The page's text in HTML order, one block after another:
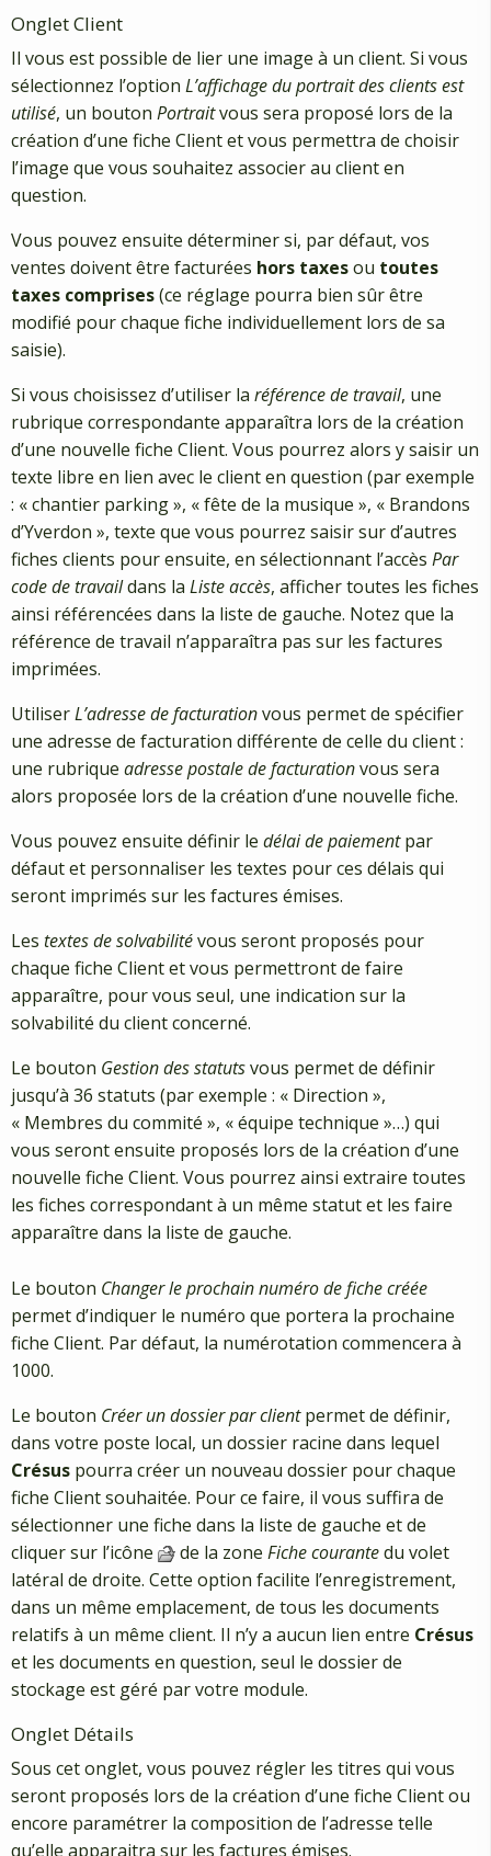
Onglet Client
Il vous est possible de lier une image à un client. Si vous
sélectionnez l’option L’affichage du portrait des clients est
utilisé, un bouton Portraitvous sera proposé lors de la
création d’une fiche Client et vous permettra de choisir
l’image que vous souhaitez associer au client en
question.
Vous pouvez ensuite déterminer si, par défaut, vos
ventes doivent être facturées hors taxesou toutes
taxes comprises(ce réglage pourra bien sûr être
modifié pour chaque fiche individuellement lors de sa
saisie).
Si vous choisissez d’utiliser la référence de travail, une
rubrique correspondante apparaîtra lors de la création
d’une nouvelle fiche Client. Vous pourrez alors y saisir un
texte libre en lien avec le client en question (par exemple
: « chantier parking », « fête de la musique », « Brandons
d’Yverdon », texte que vous pourrez saisir sur d’autres
fiches clients pour ensuite, en sélectionnant l’accès Par
code de travaildans la Liste accès, afficher toutes les fiches
ainsi référencées dans la liste de gauche. Notez que la
référence de travail n’apparaîtra pas sur les factures
imprimées.
UtiliserL’adresse de facturationvous permet de spécifier
une adresse de facturation différente de celle du client :
une rubrique adresse postale de facturationvous sera
alors proposée lors de la création d’une nouvelle fiche.
Vous pouvez ensuite définir le délai de paiementpar
défaut et personnaliser les textes pour ces délais qui
seront imprimés sur les factures émises.
Les textes de solvabilitévous seront proposés pour
chaque fiche Client et vous permettront de faire
apparaître, pour vous seul, une indication sur la
solvabilité du client concerné.
Le bouton Gestion des statutsvous permet de définir
jusqu’à 36 statuts (par exemple : « Direction »,
« Membres du commité », « équipe technique »…) qui
vous seront ensuite proposés lors de la création d’une
nouvelle fiche Client. Vous pourrez ainsi extraire toutes
les fiches correspondant à un même statut et les faire
apparaître dans la liste de gauche.
Le bouton Changer le prochain numéro de fiche créée
permet d’indiquer le numéro que portera la prochaine
fiche Client. Par défaut, la numérotation commencera à
1000.
Le bouton Créer un dossier par clientpermet de définir,
dans votre poste local, un dossier racine dans lequel
Crésus pourra créer un nouveau dossier pour chaque
fiche Client souhaitée. Pour ce faire, il vous suffira de
sélectionner une fiche dans la liste de gauche et de
cliquer sur l’icône
de la zone Fiche courantedu volet
latéral de droite. Cette option facilite l’enregistrement,
dans un même emplacement, de tous les documents
relatifs à un même client. Il n’y a aucun lien entre Crésus
et les documents en question, seul le dossier de
stockage est géré par votre module.
Onglet Détails
Sous cet onglet, vous pouvez régler les titres qui vous
seront proposés lors de la création d’une fiche Client ou
encore paramétrer la composition de l’adresse telle
qu’elle apparaitra sur les factures émises.